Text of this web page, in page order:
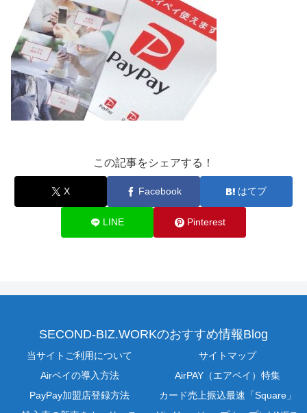
この記事をシェアする！
X Facebook はてブ
LINE Pinterest
SECOND-BIZ.WORKのおすすめ情報Blog
当サイトご利用について
サイトマップ
Airペイの導入方法
AirPAY（エアペイ）特集
PayPay加盟店登録方法
カード売上振込最速「Square」